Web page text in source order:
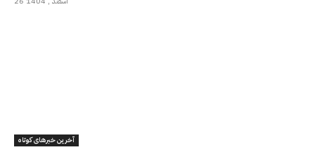
آخرین خبرهای کوتاه